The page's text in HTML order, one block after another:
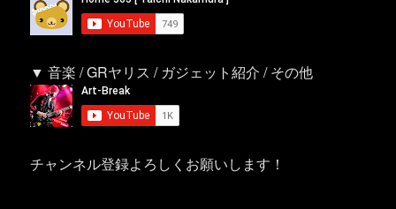
▼ 音楽 / GRヤリス / ガジェット紹介 / その他
チャンネル登録よろしくお願いします！